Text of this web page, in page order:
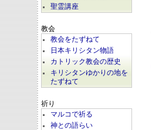
聖霊講座
教会
教会をたずねて
日本キリシタン物語
カトリック教会の歴史
キリシタンゆかりの地を
たずねて
祈り
マルコで祈る
神との語らい